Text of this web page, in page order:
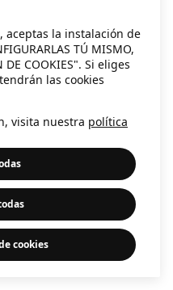
aceptas la instalación de
TÚ MISMO,
DE COOKIES". Si eliges
las cookies
visita nuestra política
cookies